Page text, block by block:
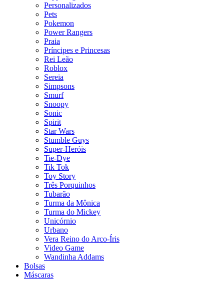
Personalizados
Pets
Pokemon
Power Rangers
Praia
Príncipes e Princesas
Rei Leão
Roblox
Sereia
Simpsons
Smurf
Snoopy
Sonic
Spirit
Star Wars
Stumble Guys
Super-Heróis
Tie-Dye
Tik Tok
Toy Story
Três Porquinhos
Tubarão
Turma da Mônica
Turma do Mickey
Unicórnio
Urbano
Vera Reino do Arco-Íris
Video Game
Wandinha Addams
Bolsas
Máscaras